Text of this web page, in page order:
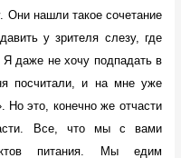
Они нашли такое сочетание
у зрителя слезу, где
Я даже не хочу подпадать в
посчитали, и на мне уже
Но это, конечно же отчасти
Все, что мы с вами
питания. Мы едим